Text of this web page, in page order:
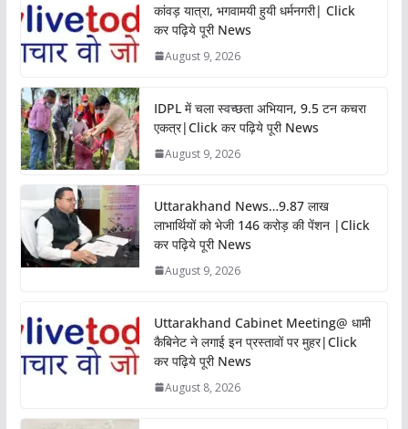
कांवड़ यात्रा, भगवामयी हुयी धर्मनगरी| Click
कर पढ़िये पूरी News
August 9, 2026
IDPL में चला स्वच्छता अभियान, 9.5 टन कचरा
एकत्र|Click कर पढ़िये पूरी News
August 9, 2026
Uttarakhand News…9.87 लाख
लाभार्थियों को भेजी 146 करोड़ की पेंशन |Click
कर पढ़िये पूरी News
August 9, 2026
Uttarakhand Cabinet Meeting@ धामी
कैबिनेट ने लगाई इन प्रस्तावों पर मुहर|Click
कर पढ़िये पूरी News
August 8, 2026